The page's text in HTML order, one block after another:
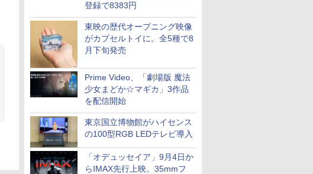
登録で8383円
東映の歴代オープニング映像
がカプセルトイに。全5種で8
月下旬発売
Prime Video、「劇場版 魔法
少女まどか☆マギカ」3作品
を配信開始
東京国立博物館がハイセンス
の100型RGB LEDテレビ導入
「オデュッセイア」9月4日か
らIMAX先行上映。35mmフ